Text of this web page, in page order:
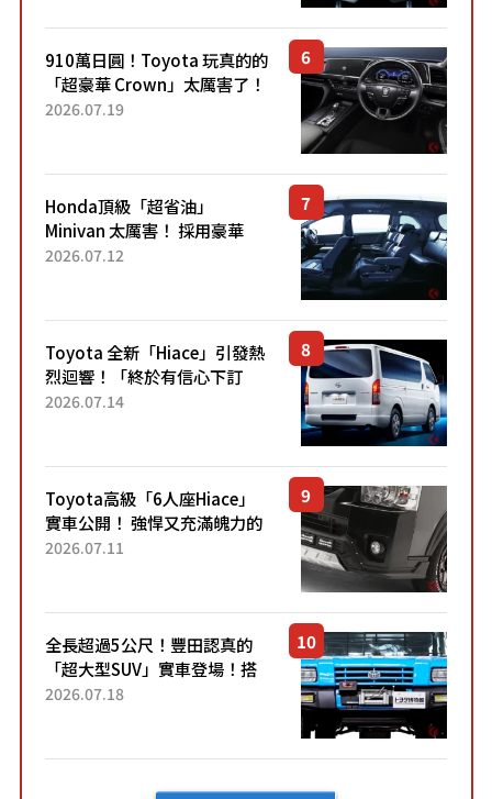
910萬日圓！Toyota 玩真的的
「超豪華 Crown」太厲害了！
採用由「匠人技藝」打造的
2026.07.19
Honda頂級「超省油」
Minivan 太厲害！ 採用豪華
「真皮座椅」與專屬「黑色內
「三...
2026.07.12
Toyota 全新「Hiace」引發熱
烈迴響！「終於有信心下訂
了！」「哪個等級交車最
車？...
2026.07.14
Toyota高級「6人座Hiace」
實車公開！ 強悍又充滿魄力的
「全黑設計」搭配特別「豪華
2026.07.11
全長超過5公尺！豐田認真的
「超大型SUV」實車登場！搭
載後輪也會轉向的「四輪轉
「Mega C...
2026.07.18